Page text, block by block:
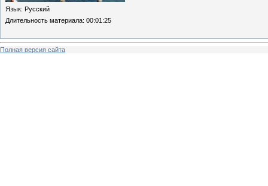
Язык: Русский
Длительность материала: 00:01:25
Полная версия сайта